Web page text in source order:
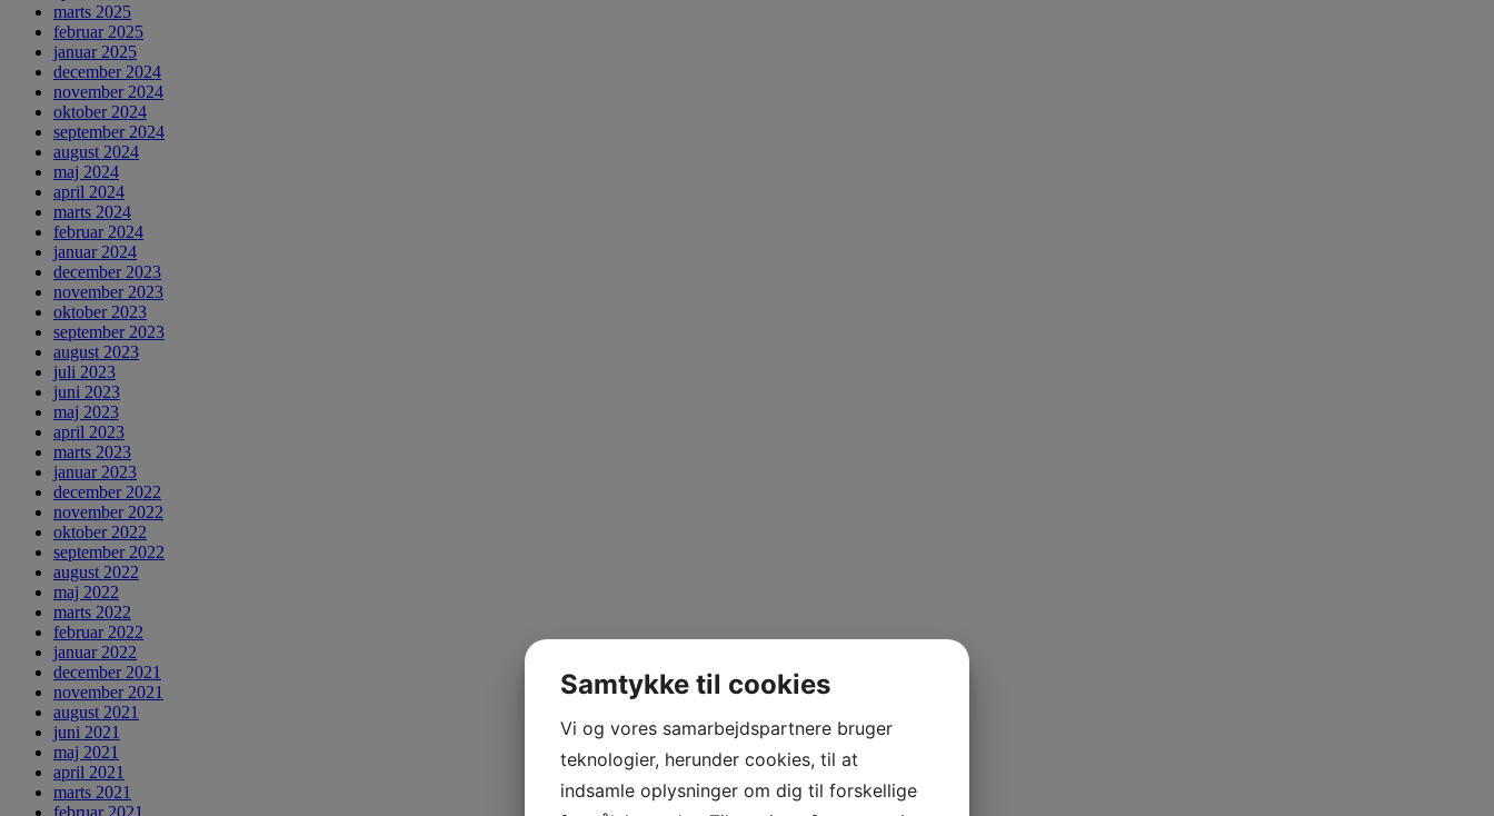
marts 2025
februar 2025
januar 2025
december 2024
november 2024
oktober 2024
september 2024
august 2024
maj 2024
april 2024
marts 2024
februar 2024
januar 2024
december 2023
november 2023
oktober 2023
september 2023
august 2023
juli 2023
juni 2023
maj 2023
april 2023
marts 2023
januar 2023
december 2022
november 2022
oktober 2022
september 2022
august 2022
maj 2022
marts 2022
februar 2022
januar 2022
december 2021
november 2021
august 2021
juni 2021
maj 2021
april 2021
marts 2021
Samtykke til cookies
Vi og vores samarbejdspartnere bruger
teknologier, herunder cookies, til at
indsamle oplysninger om dig til forskellige